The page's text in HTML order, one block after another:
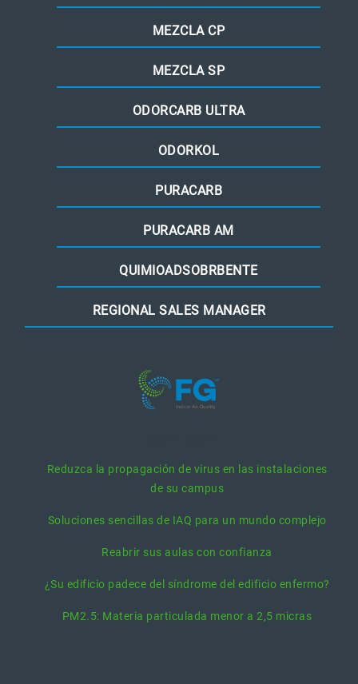
MEZCLA CP
MEZCLA SP
ODORCARB ULTRA
ODORKOL
PURACARB
PURACARB AM
QUIMIOADSOBRBENTE
REGIONAL SALES MANAGER
Reduzca la propagación de virus en las instalaciones
de su campus
Soluciones sencillas de IAQ para un mundo complejo
Reabrir sus aulas con confianza
¿Su edificio padece del síndrome del edificio enfermo?
PM2.5: Materia particulada menor a 2,5 micras